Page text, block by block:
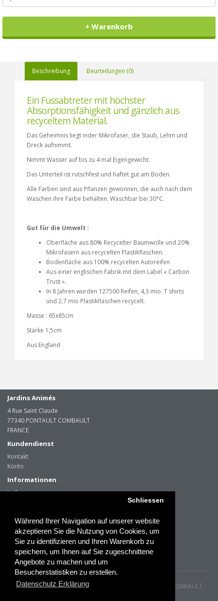
Während Ihrer Navigation auf unserer website
akzeptieren Sie die Nutzung von Cookies, um
Sie zu identifizieren und Ihren Warenkorb zu
speichern, um Ihnen auf Sie zugeschnittene
Angebote zu machen und um
Besucherstatistiken zu erstellen.
Datenschutz Erklärung
Schliessen
+ Warenkorb
Beschreibung Beurteilungen (0)
Ein Fussabtreter mit höchster
Absorptionsfähigkeit und gänzlich aus
recyceltem Material.
Das Geheimnis liegt inder Mikrofaser, die Staub, Lehm und
Dreck aufnimmt.
Nimmt Wasser auf bis zu 4 mal Eigengewicht.
Das Unterteil ist rutschfest und haftet gut am Boden.
Alle Farben sind aus Pflanzen gewonnen, die auch nach dem
Waschen ihre Farbe behalten. Waschbar bei 30°C.
Gut für die Umwelt :
Oberfläche aus 80% Recycelter Baumwolle und 20%
Mikrofasern aus recycelten Plastikflaschen.
Bodenfläche aus 100% recycelten Autoreifen
Aus einer englischen Fabrik mit dem Label « Carbon
Trust ».
In 8 Jahren wurden 127500 Reifen, 4,3 mio. T shirts
und 2,7 mio Plastikflaschen recycelt.
Masse : 65x85cm
Stärke 1,5cm
Aus England
Jardins Animés
4 Rue Saint Claude
77340 PONTAULT COMBAULT
FRANCE
Kundendienst
Kontakt
Konto
Informationen
Lieferung
Impressum & AGB
Paiements sécurisés
Jardins Animes © - 4 Rue Saint Claude - 77340 PONTAULT COMBAULT -